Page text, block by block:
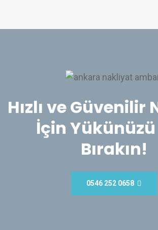
Hızlı ve Güvenilir
İçin Yükünüzü
Bırakın!
0546 252 0658